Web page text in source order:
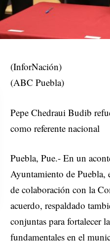
(InforNación)
(ABC Puebla)
Pepe Chedraui Budib
como referente nacional
Puebla, Pue.- En un
Ayuntamiento de Puebla,
de colaboración con la
acuerdo, respaldado
conjuntas para fortalecer
fundamentales en el